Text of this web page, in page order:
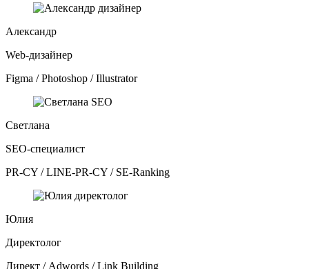
Александр
Web-дизайнер
Figma / Photoshop / Illustrator
Светлана
SEO-специалист
PR-CY / LINE-PR-CY / SE-Ranking
Юлия
Директолог
Директ / Adwords / Link Building